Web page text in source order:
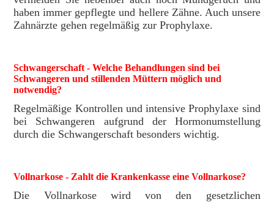
haben immer gepflegte und hellere Zähne. Auch unsere
Zahnärzte gehen regelmäßig zur Prophylaxe.
Schwangerschaft - Welche Behandlungen sind bei
Schwangeren und stillenden Müttern möglich und
notwendig?
Regelmäßige Kontrollen und intensive Prophylaxe sind
bei Schwangeren aufgrund der Hormonumstellung
durch die Schwangerschaft besonders wichtig.
Vollnarkose - Zahlt die Krankenkasse eine Vollnarkose?
Die Vollnarkose wird von den gesetzlichen